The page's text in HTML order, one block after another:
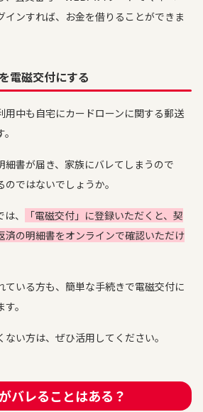
インすれば、お金を借りることができま
電磁交付にする
用中も自宅にカードローンに関する郵送
細書が届き、家族にバレてしまうので
ではないでしょうか。
、
「電磁交付」に登録いただくと、契
済の明細書をオンラインで確認いただけ
ている方も、簡単な手続きで電磁交付に
。
い方は、ぜひ活用してください。
バレることはある？